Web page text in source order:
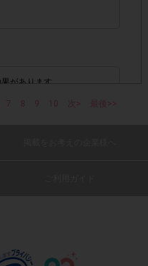
していない場合
「購入個数」「価格」
があります
7 8 9 10 次> 最後>>